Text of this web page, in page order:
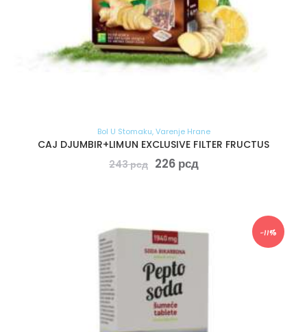
Bol U Stomaku,Varenje Hrane
CAJ DJUMBIR+LIMUN EXCLUSIVE FILTER FRUCTUS
243рсд 226 рсд
-11%